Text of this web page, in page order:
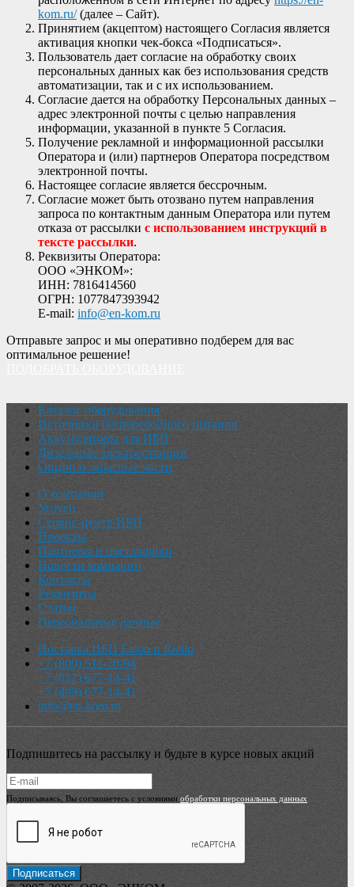
kom.ru/(далее – Сайт).
Принятием (акцептом) настоящего Согласия является
активация кнопки чек-бокса «Подписаться».
Пользователь дает согласие на обработку своих
персональных данных как без использования средств
автоматизации, так и с их использованием.
Согласие дается на обработку Персональных данных –
адрес электронной почты с целью направления
информации, указанной в пункте 5 Согласия.
Получение рекламной и информационной рассылки
Оператора и (или) партнеров Оператора посредством
электронной почты.
Настоящее согласие является бессрочным.
Согласие может быть отозвано путем направления
запроса по контактным данным Оператора или путем
отказа от рассылки с использованием инструкций в
тексте рассылки.
Реквизиты Оператора:
ООО «ЭНКОМ»:
ИНН: 7816414560
ОГРН: 1077847393942
E-mail: info@en-kom.ru
Отправьте запрос и мы оперативно подберем для вас
оптимальное решение!
Каталог оборудования
Источники бесперебойного питания
Аккумуляторы для ИБП
Дизельные электростанции
Опции и запасные части
О компании
Услуги
Сервис-центр ИБП
Проекты
Партнеры и поставщики
Новости компании
Контакты
Реквизиты
Статьи
Персональные данные
Поставка ИБП Eaton и Riello
+7 (800) 511-70-94
+7 (812) 677-14-41
+7 (499) 677-14-41
info@en-kom.ru
Подпишитесь на рассылку и будьте в курсе новых акций
Подписываясь, Вы соглашаетесь с условиями обработки персональных данных